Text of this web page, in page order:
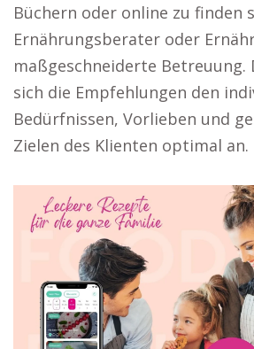
Büchern oder online zu finden
Ernährungsberater oder
maßgeschneiderte Betreuung.
sich die Empfehlungen den
Bedürfnissen, Vorlieben und
Zielen des Klienten optimal an.